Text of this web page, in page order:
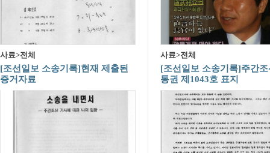
사료>전체
[조선일보 소송기록]현재 제출된
증거자료
사료>전체
[조선일보 소송기록]주간조
통권 제1043호 표지